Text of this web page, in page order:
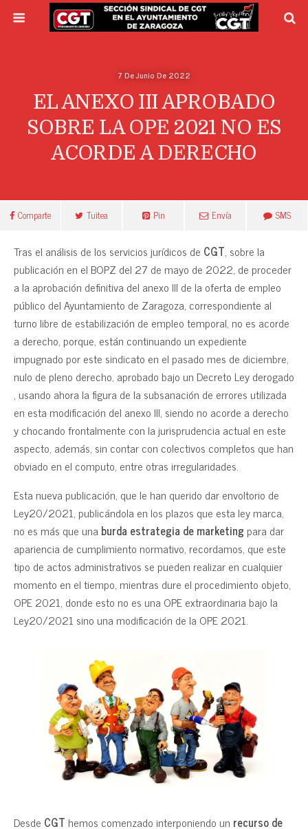
7 De Junio De 2022
EL ANEXO III APROBADO
SOBRE LA OPE 2021 NO ES
ACORDE A DERECHO
Comparte Tuitea Pin Envía SMS
Tras el análisis de los servicios jurídicos de CGT, sobre la
publicación en el BOPZ del 27 de mayo de 2022, de proceder
a la aprobación definitiva del anexo III de la oferta de empleo
público del Ayuntamiento de Zaragoza, correspondiente al
turno libre de estabilización de empleo temporal, no es acorde
a derecho, porque, están continuando un expediente
impugnado por este sindicato en el pasado mes de diciembre,
nulo de pleno derecho, aprobado bajo un Decreto Ley derogado
, usando ahora la figura de la subsanación de errores utilizada
en esta modificación del anexo III, siendo no acorde a derecho
y chocando frontalmente con la jurisprudencia actual en este
aspecto, además, sin contar con colectivos completos que han
obviado en el computo, entre otras irregularidades.
Esta nueva publicación, que le han querido dar envoltorio de
Ley20/2021, publicándola en los plazos que esta ley marca,
no es más que una burda estrategia de marketing para dar
apariencia de cumplimiento normativo, recordamos, que este
tipo de actos administrativos se pueden realizar en cualquier
momento en el tiempo, mientras dure el procedimiento objeto,
OPE 2021, donde esto no es una OPE extraordinaria bajo la
Ley20/2021 sino una modificación de la OPE 2021.
Desde CGT hemos comenzado interponiendo un recurso de